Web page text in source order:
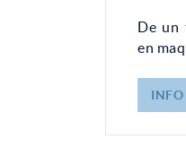
De un
en
INFO